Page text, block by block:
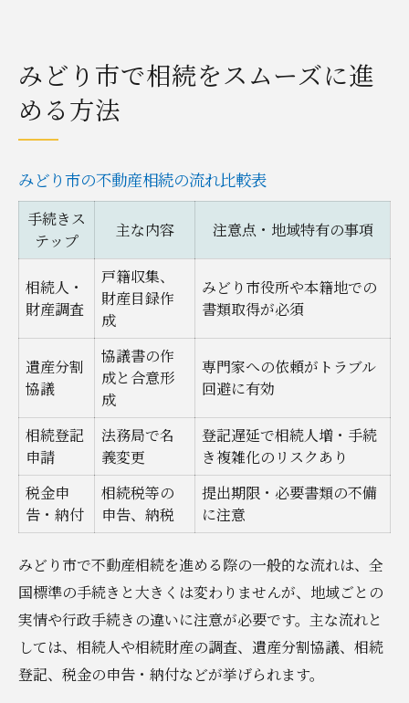
みどり市で相続をスムーズに進
める方法
みどり市の不動産相続の流れ比較表
手続きス
テップ
主な内容 注意点・地域特有の事項
相続人・
財産調査
戸籍収集、
財産目録作
成
みどり市役所や本籍地での
書類取得が必須
遺産分割
協議
協議書の作
成と合意形
成
専門家への依頼がトラブル
回避に有効
相続登記
申請
法務局で名
義変更
登記遅延で相続人増・手続
き複雑化のリスクあり
税金申
告・納付
相続税等の
申告、納税
提出期限・必要書類の不備
に注意
みどり市で不動産相続を進める際の一般的な流れは、全
国標準の手続きと大きくは変わりませんが、地域ごとの
実情や行政手続きの違いに注意が必要です。主な流れと
しては、相続人や相続財産の調査、遺産分割協議、相続
登記、税金の申告・納付などが挙げられます。